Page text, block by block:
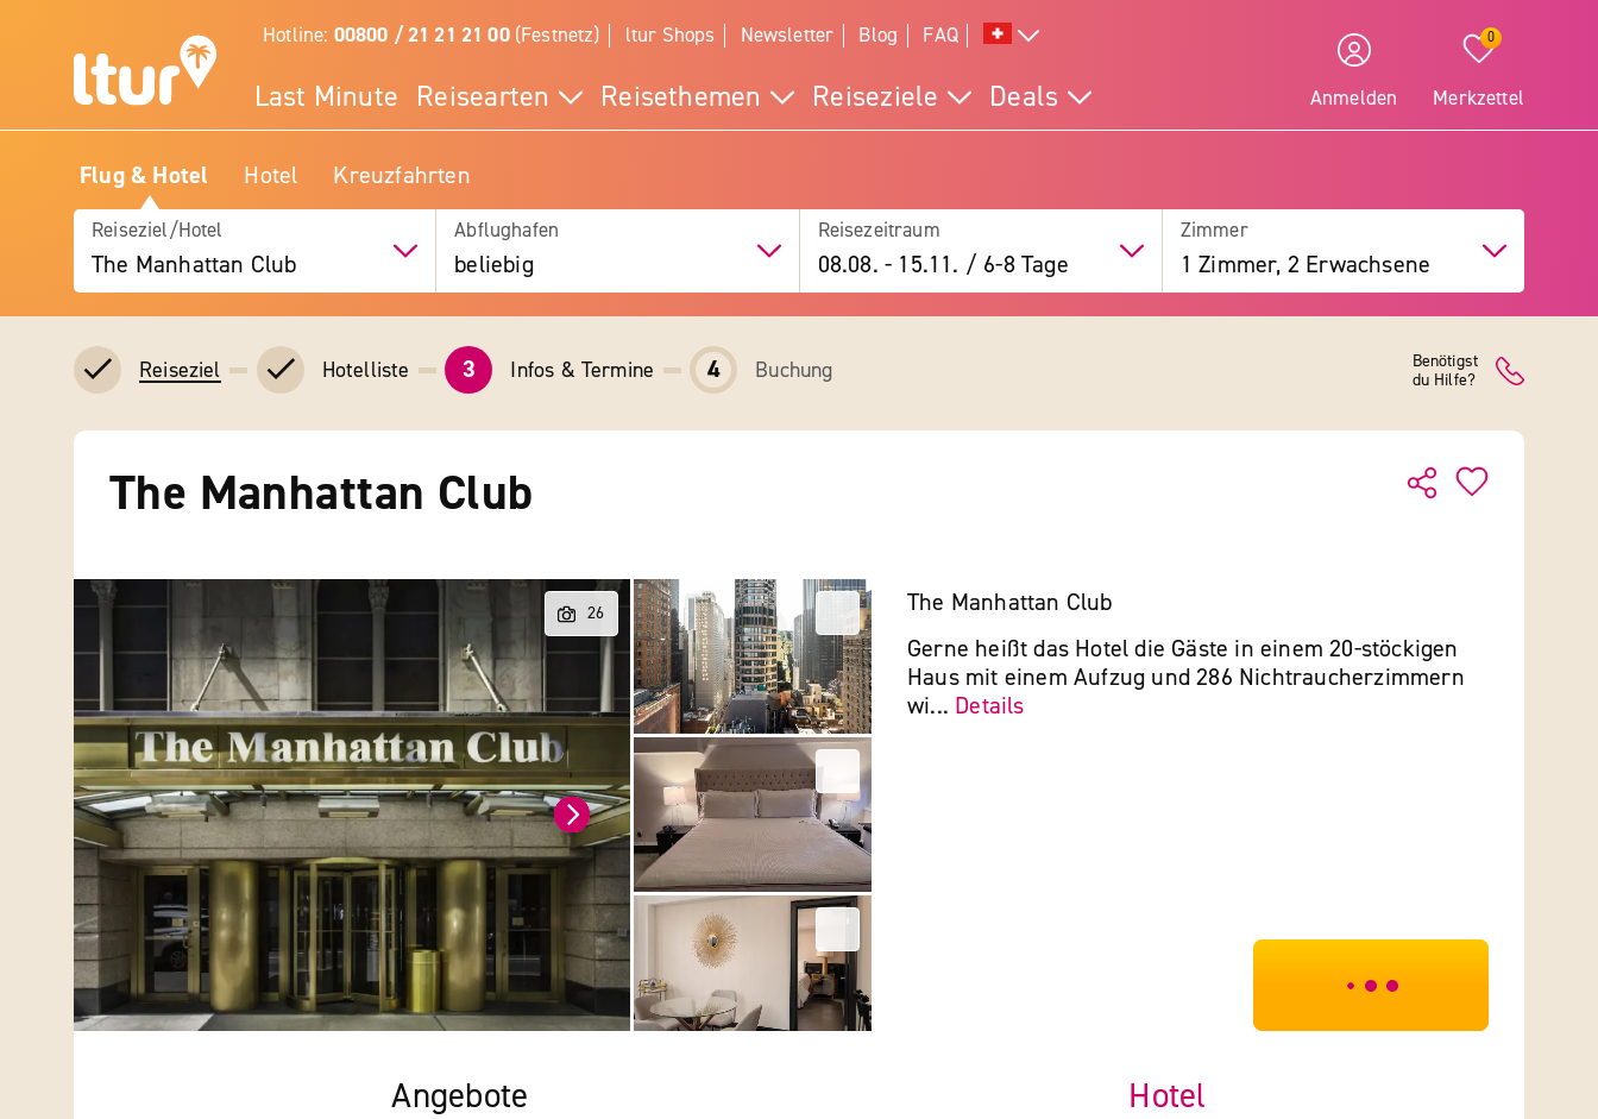
Hotline: 00800 / 21 21 21 00(Festnetz) ltur Shops Newsletter Blog FAQ
Last Minute Reisearten Reisethemen Reiseziele Deals Anmelden
0
Merkzettel
Flug & Hotel Hotel Kreuzfahrten
Reiseziel/Hotel
The Manhattan Club
Abflughafen
beliebig
Reisezeitraum
08.08. - 15.11. / 6-8 Tage
Zimmer
1 Zimmer, 2 Erwachsene
Reiseziel Hotelliste 3 Infos & Termine 4 Buchung
Benötigst
du Hilfe?
The Manhattan Club
The Manhattan Club
Gerne heißt das Hotel die Gäste in einem 20-stöckigen
Haus mit einem Aufzug und 286 Nichtraucherzimmern
wi... Details
***************
Angebote Hotel